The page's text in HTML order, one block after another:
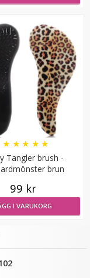
lila
Tangler brush -
brun
★ ★ ★ ★ ★
99 kr
I VARUKORG